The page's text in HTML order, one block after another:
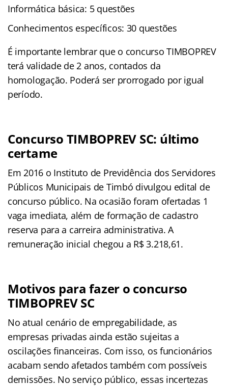
Informática básica: 5 questões
Conhecimentos específicos: 30 questões
É importante lembrar que o concurso TIMBOPREV
terá validade de 2 anos, contados da
homologação. Poderá ser prorrogado por igual
período.
Concurso TIMBOPREV SC: último
certame
Em 2016 o Instituto de Previdência dos Servidores
Públicos Municipais de Timbó divulgou edital de
concurso público. Na ocasião foram ofertadas 1
vaga imediata, além de formação de cadastro
reserva para a carreira administrativa. A
remuneração inicial chegou a R$ 3.218,61.
Motivos para fazer o concurso
TIMBOPREV SC
No atual cenário de empregabilidade, as
empresas privadas ainda estão sujeitas a
oscilações financeiras. Com isso, os funcionários
acabam sendo afetados também com possíveis
demissões. No serviço público, essas incertezas